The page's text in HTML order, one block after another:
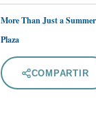
More Than Just a
Plaza
COMPARTIR